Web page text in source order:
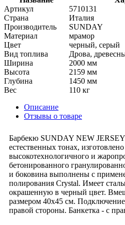
Артикул
5710131
Страна
Италия
Производитель
SUNDAY
Материал
мрамор
Цвет
черный, серый
Вид топлива
Дрова,
Ширина
2000 мм
Высота
2159 мм
Глубина
1450 мм
Вес
110 кг
Описание
Отзывы о товаре
Барбекю SUNDAY NEW
естественных тонах,
высокотехнологичного и
бетонированного
и боковина выполнены с
полирования Crystal. Имеет
окрашенную в черный цвет.
размером 40х45 см.
правой стороны. Банкетка - с